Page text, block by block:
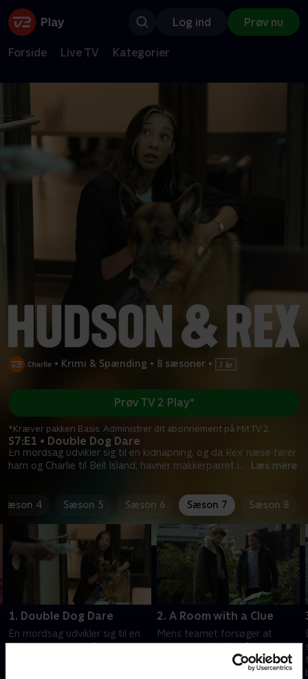
Log ind Prøv nu
Forside Live TV Kategorier
• Krimi & Spænding • 8 sæsoner •
S7:E1 • Double Dog Dare
En mordsag udvikler sig til en kidnapning, og da Rex’ næse fører
ham og Charlie til Bell Island, havner makkerparret i... Læs mere
Prøv TV 2 Play*
*Kræver pakken Basis. Administrer dit abonnement på Mit TV 2.
Sæson 4 Sæson 5 Sæson 6 Sæson 7 Sæson 8
1. Double Dog Dare
En mordsag udvikler sig til en
kidnapning, og da Rex’ næse
2. A Room with a Clue
Mens teamet forsøger at
stoppe et ulovligt våbensalg, er
Rex vidne til et mord. Han
beslutter sig for at tage